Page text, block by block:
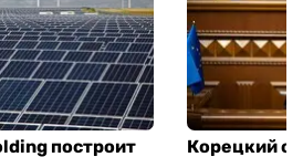
построит
Корецкий